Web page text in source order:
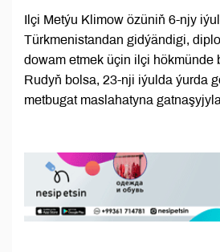
Ilçi Metýu Klimow özüniň 6-njy
Türkmenistandan gidýändigi,
dowam etmek üçin ilçi hökmünde
Rudyň bolsa, 23-nji iýulda ýurda
metbugat maslahatyna